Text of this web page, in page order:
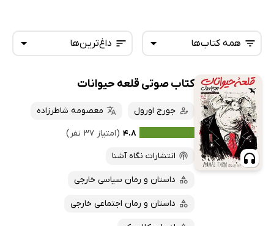
داغ‌ترین‌ها
تازه‌ها
داغ‌ترین‌ها
پرفروش‌ها
پربحث‌ها
ارزان ترین‌ها
همه کتاب‌ها
همه کتاب‌ها
کتاب‌های صوتی
کتاب‌های متنی
کتاب صوتی قلعه حیوانات
جورج اورول
معصومه شاطرزاده
۴.۸ (امتیاز ۳۷ نفر)
انتشارات نگاه آشنا
داستان و رمان سیاسی خارجی
داستان و رمان اجتماعی خارجی